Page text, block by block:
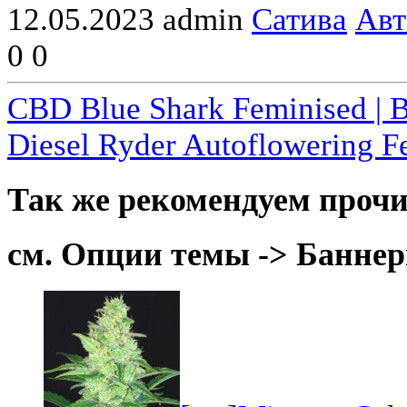
12.05.2023 admin Сатива
0 0
CBD Blue Shark Feminised |
Diesel Ryder Autoflowering
Так же рекомендуем
см. Опции темы ->